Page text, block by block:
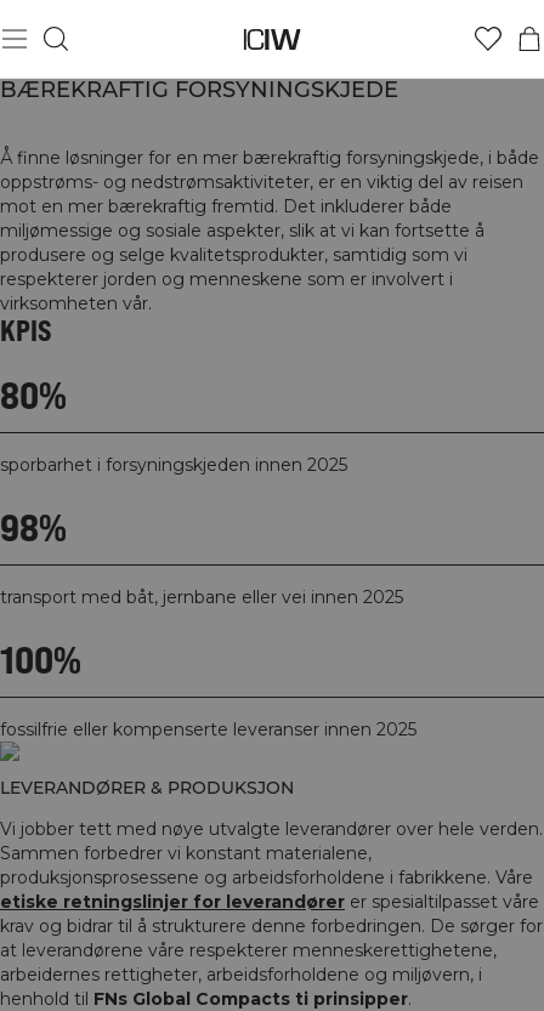
BÆREKRAFTIG FORSYNINGSKJEDE
Å finne løsninger for en mer bærekraftig forsyningskjede, i både
oppstrøms- og nedstrømsaktiviteter, er en viktig del av reisen
mot en mer bærekraftig fremtid. Det inkluderer både
miljømessige og sosiale aspekter, slik at vi kan fortsette å
produsere og selge kvalitetsprodukter, samtidig som vi
respekterer jorden og menneskene som er involvert i
virksomheten vår.
KPIS
80%
sporbarhet i forsyningskjeden innen 2025
98%
transport med båt, jernbane eller vei innen 2025
100%
fossilfrie eller kompenserte leveranser innen 2025
LEVERANDØRER & PRODUKSJON
Vi jobber tett med nøye utvalgte leverandører over hele verden.
Sammen forbedrer vi konstant materialene,
produksjonsprosessene og arbeidsforholdene i fabrikkene. Våre
etiske retningslinjer for leverandører er spesialtilpasset våre
krav og bidrar til å strukturere denne forbedringen. De sørger for
at leverandørene våre respekterer menneskerettighetene,
arbeidernes rettigheter, arbeidsforholdene og miljøvern, i
henhold til FNs Global Compacts ti prinsipper.